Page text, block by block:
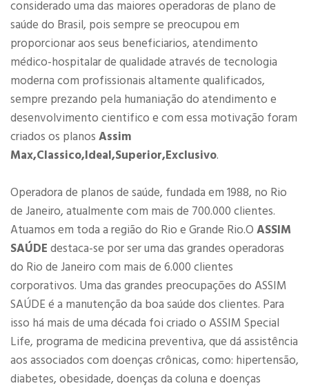
considerado uma das maiores operadoras de plano de
saúde do Brasil, pois sempre se preocupou em
proporcionar aos seus beneficiarios, atendimento
médico-hospitalar de qualidade através de tecnologia
moderna com profissionais altamente qualificados,
sempre prezando pela humaniação do atendimento e
desenvolvimento cientifico e com essa motivação foram
criados os planos Assim
Max,Classico,Ideal,Superior,Exclusivo.
Operadora de planos de saúde, fundada em 1988, no Rio
de Janeiro, atualmente com mais de 700.000 clientes.
Atuamos em toda a região do Rio e Grande Rio.O ASSIM
SAÚDE destaca-se por ser uma das grandes operadoras
do Rio de Janeiro com mais de 6.000 clientes
corporativos. Uma das grandes preocupações do ASSIM
SAÚDE é a manutenção da boa saúde dos clientes. Para
isso há mais de uma década foi criado o ASSIM Special
Life, programa de medicina preventiva, que dá assistência
aos associados com doenças crônicas, como: hipertensão,
diabetes, obesidade, doenças da coluna e doenças